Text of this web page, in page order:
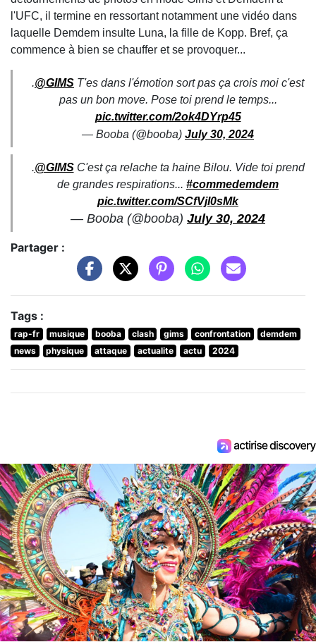
l'UFC, il termine en ressortant notamment une vidéo dans
laquelle Demdem insulte Luna, la fille de Kopp. Bref, ça
commence à bien se chauffer et se provoquer...
.@GIMS T'es dans l'émotion sort pas ça crois moi c'est
pas un bon move. Pose toi prend le temps...
pic.twitter.com/2ok4DYrp45
— Booba (@booba) July 30, 2024
.@GIMSC'est ça relache ta haine Bilou. Vide toi prend
de grandes respirations... #commedemdem
pic.twitter.com/SCfVjI0sMk
— Booba (@booba) July 30, 2024
Partager :
Tags :
rap-fr musique booba clash gims confrontation
demdem
news
physique attaque actualite actu 2024